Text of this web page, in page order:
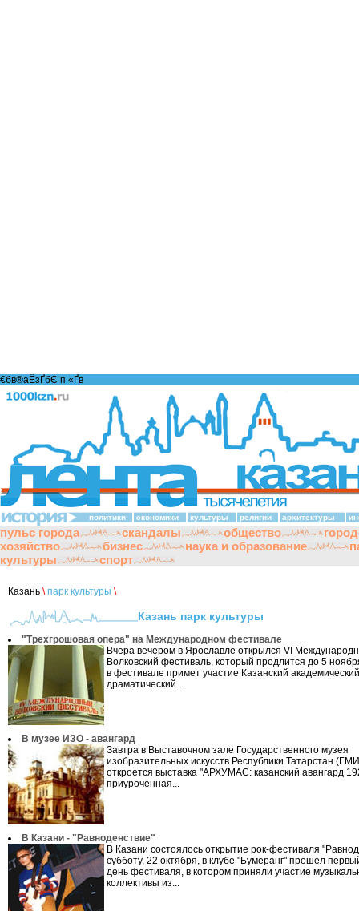
€бв®аЁзҐбЄ п «Ґ­в
политики экономики культуры религии архитектуры
пульс города скандалы общество
хозяйство
бизнес наука и образование
культуры
спорт
Казань \ парк культуры \
Казань парк культуры
"Трехгрошовая опера" на Международном фестивале
Вчера вечером в Ярославле открылся VI
Волковский фестиваль, который продлится до 5
в фестивале примет участие Казанский
драматический...
В музее ИЗО - авангард
Завтра в Выставочном зале Государственного музея
изобразительных искусств Республики Татарстан
откроется выставка "АРХУМАС: казанский авангард
приуроченная...
В Казани - "Равноденствие"
В Казани состоялось открытие рок-фестиваля
субботу, 22 октября, в клубе "Бумеранг" прошел
день фестиваля, в котором приняли участие
коллективы из...